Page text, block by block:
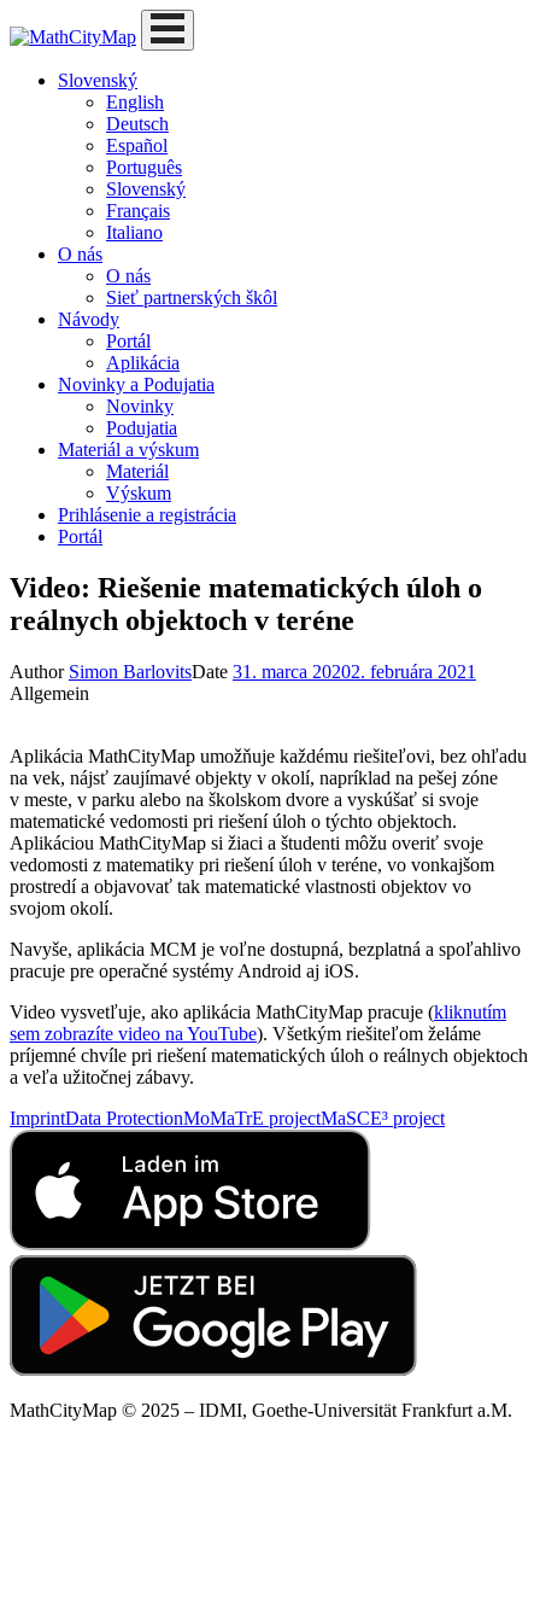
to
Slovenský
English
Deutsch
Español
Português
Slovenský
Français
Italiano
O nás
O nás
Sieť partnerských škôl
Návody
Portál
Aplikácia
Novinky a Podujatia
Novinky
Podujatia
Materiál a výskum
Materiál
Výskum
Prihlásenie a registrácia
Portál
Video: Riešenie matematických úloh o
reálnych objektoch v teréne
Author Simon BarlovitsDate 31. marca 20202. februára 2021
Allgemein
Aplikácia MathCityMap umožňuje každému riešiteľovi, bez ohľadu
na vek, nájsť zaujímavé objekty v okolí, napríklad na pešej zóne
v meste, v parku alebo na školskom dvore a vyskúšať si svoje
matematické vedomosti pri riešení úloh o týchto objektoch.
Aplikáciou MathCityMap si žiaci a študenti môžu overiť svoje
vedomosti z matematiky pri riešení úloh v teréne, vo vonkajšom
prostredí a objavovať tak matematické vlastnosti objektov vo
svojom okolí.
Navyše, aplikácia MCM je voľne dostupná, bezplatná a spoľahlivo
pracuje pre operačné systémy Android aj iOS.
Video vysvetľuje, ako aplikácia MathCityMap pracuje (kliknutím
sem zobrazíte video na YouTube). Všetkým riešiteľom želáme
príjemné chvíle pri riešení matematických úloh o reálnych objektoch
a veľa užitočnej zábavy.
ImprintData ProtectionMoMaTrE projectMaSCE³ project
MathCityMap © 2025 – IDMI, Goethe-Universität Frankfurt a.M.